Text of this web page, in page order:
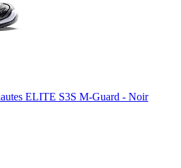
ELITE S3S M-Guard - Noir